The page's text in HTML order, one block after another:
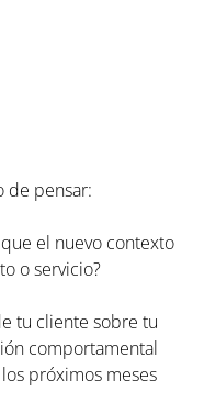
de pensar:
el nuevo contexto
o servicio?
tu cliente sobre tu
comportamental
próximos meses